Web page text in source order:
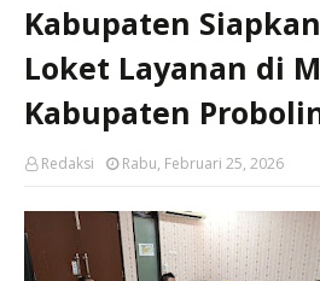
Kabupaten
Loket Layanan di
Kabupaten
Redaksi Rabu, Februari 25, 2026